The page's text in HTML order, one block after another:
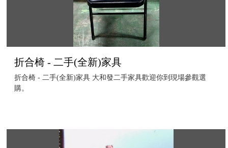
折合椅 - 二手(全新)家具
折合椅 - 二手(全新)家具 大和發二手家具歡迎你到現場參觀選
購。